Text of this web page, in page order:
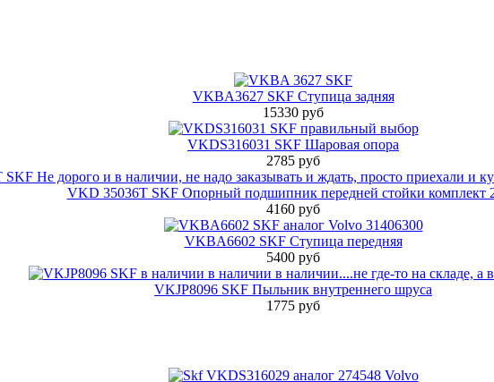
VKBA3627 SKF Ступица задняя
15330 руб
VKDS316031 SKF Шаровая опора
2785 руб
VKD 35036T SKF Опорный подшипник передней стойки комплект
4160 руб
VKBA6602 SKF Ступица передняя
5400 руб
VKJP8096 SKF Пыльник внутреннего шруса
1775 руб